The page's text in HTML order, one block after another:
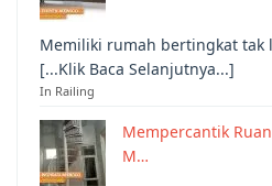
Memiliki rumah bertingkat tak
[...Klik Baca Selanjutnya...]
In Railing
Mempercantik
M…